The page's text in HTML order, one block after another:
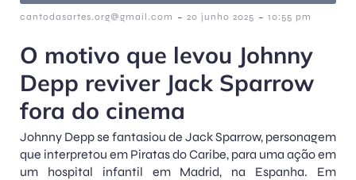
cantodasartes.org@gmail.com - 20 junho 2025 - 10:55 pm
O motivo que levou Johnny
Depp reviver Jack Sparrow
fora do cinema
Johnny Depp se fantasiou de Jack Sparrow, personagem
que interpretou em Piratas do Caribe, para uma ação em
um hospital infantil em Madrid, na Espanha. Em